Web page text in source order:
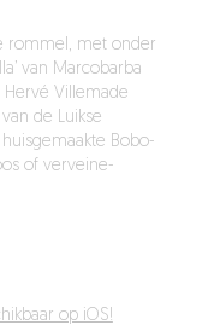
rommel, met onder
van Marcobarba
Hervé Villemade
de Luikse
Bobo-
of verveine-
op iOS!